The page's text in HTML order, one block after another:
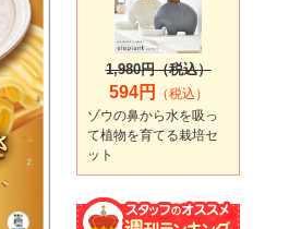
1,980円（税込）
594円
（税込）
ゾウの鼻から水を吸っ
て植物を育てる栽培セ
ット